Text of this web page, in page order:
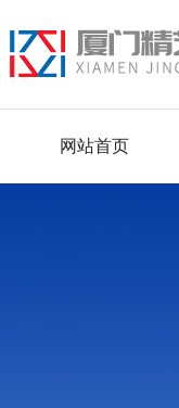
网站首页